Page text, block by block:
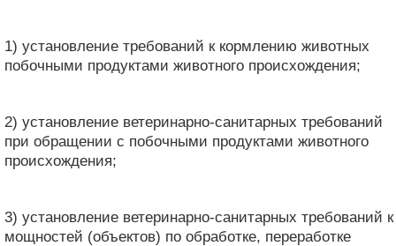
1) установление требований к кормлению животных
побочными продуктами животного происхождения;
2) установление ветеринарно-санитарных требований
при обращении с побочными продуктами животного
происхождения;
3) установление ветеринарно-санитарных требований к
мощностей (объектов) по обработке, переработке